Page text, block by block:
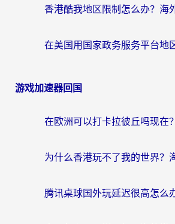
游戏加速器回国